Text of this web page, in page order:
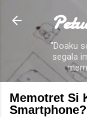
"Doaku
segala
Memotret Si